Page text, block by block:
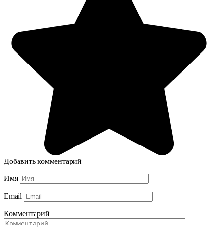
Добавить комментарий
Имя
Email
Комментарий